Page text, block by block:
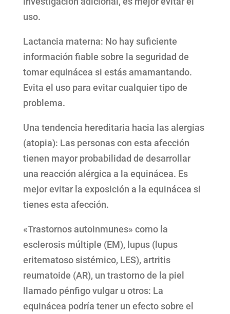
uso.
Lactancia materna: No hay suficiente
información fiable sobre la seguridad de
tomar equinácea si estás amamantando.
Evita el uso para evitar cualquier tipo de
problema.
Una tendencia hereditaria hacia las alergias
(atopia): Las personas con esta afección
tienen mayor probabilidad de desarrollar
una reacción alérgica a la equinácea. Es
mejor evitar la exposición a la equinácea si
tienes esta afección.
«Trastornos autoinmunes» como la
esclerosis múltiple (EM), lupus (lupus
eritematoso sistémico, LES), artritis
reumatoide (AR), un trastorno de la piel
llamado pénfigo vulgar u otros: La
equinácea podría tener un efecto sobre el